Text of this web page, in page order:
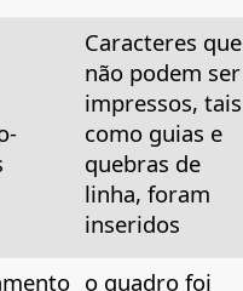
Caracteres que
não podem ser
impressos, tais
como guias e
quebras de
linha, foram
inseridos
o quadro foi